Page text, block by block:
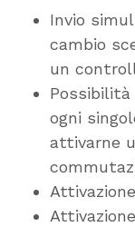
Invio
cambio
un
Possibilità
ogni
attivarne